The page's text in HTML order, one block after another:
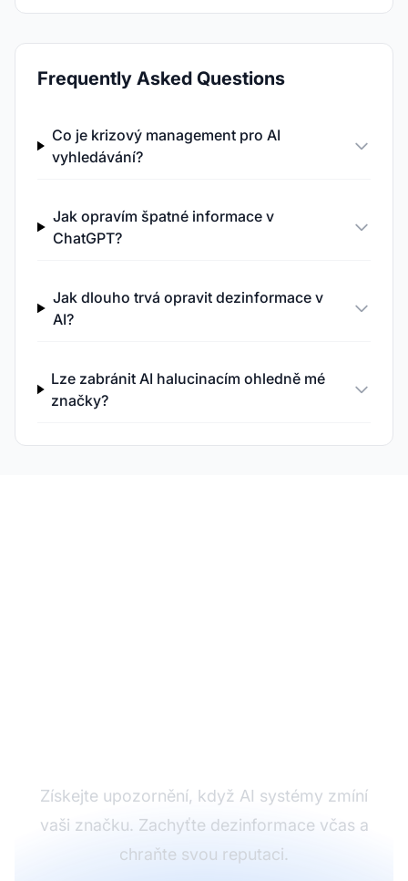
Frequently Asked Questions
Co je krizový management pro AI
vyhledávání?
Jak opravím špatné informace v
ChatGPT?
Jak dlouho trvá opravit dezinformace v
AI?
Lze zabránit AI halucinacím ohledně mé
značky?
Získejte upozornění, když AI systémy zmíní
vaši značku. Zachyťte dezinformace včas a
chraňte svou reputaci.